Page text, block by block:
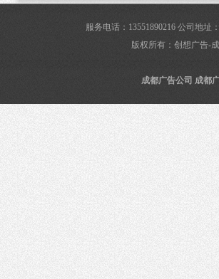
服务电话：13551890216 公司地
版权所有：创想广告-
成都广告公司 成都